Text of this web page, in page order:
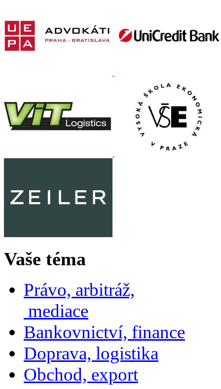
Vaše téma
Právo, arbitráž,
mediace
Bankovnictví, finance
Doprava, logistika
Obchod, export